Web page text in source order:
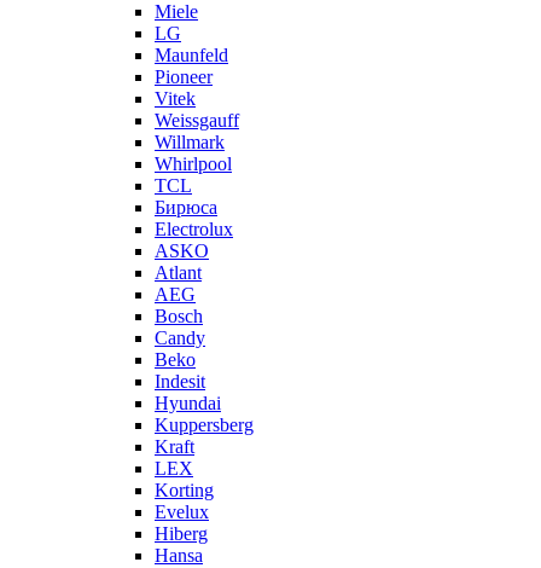
Miele
LG
Maunfeld
Pioneer
Vitek
Weissgauff
Willmark
Whirlpool
TCL
Бирюса
Electrolux
ASKO
Atlant
AEG
Bosch
Candy
Beko
Indesit
Hyundai
Kuppersberg
Kraft
LEX
Korting
Evelux
Hiberg
Hansa